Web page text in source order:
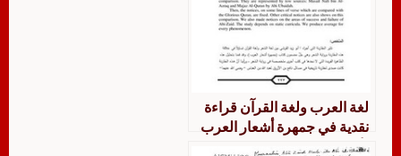
لغة العرب ولغة القرآن قراءة
نقدية في جمهرة أشعار العرب
لأبي زيد القرشي